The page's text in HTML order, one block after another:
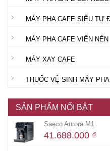
MÁY PHA CAFE SIÊU TỰ
MÁY PHA CAFE VIÊN NÉN
MÁY XAY CAFE
THUỐC VỆ SINH MÁY
SẢN PHẨM NỔI BẬT
Saeco Aurora M1
41.688.000 ₫